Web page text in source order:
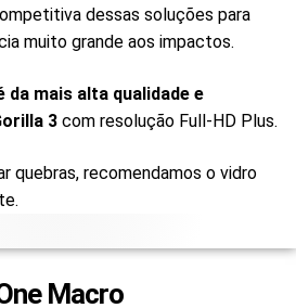
dessas soluções para
muito grande aos impactos.
da mais alta qualidade e
3 com resolução Full-HD Plus.
quebras, recomendamos o vidro
Macro